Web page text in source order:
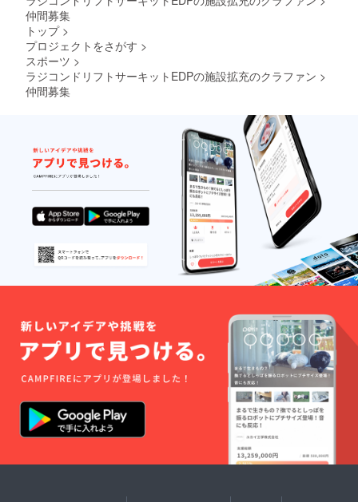
仲間募集
トップ >
プロジェクトをさがす >
スポーツ >
ラジコンドリフトサーキットEDPの施設拡充のクラファン >
仲間募集